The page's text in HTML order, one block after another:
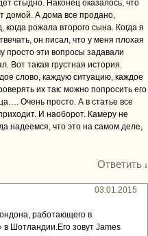
стыдно. Наконец оказалось, что
домой. А дома все продано,
рожала второго сына. Когда я
он писал, что у меня плохая
просто эти вопросы задавали
Вот такая грустная история.
слово, каждую ситуацию, каждое
их так: можно попросить его
Очень просто. А в статье все
И наоборот. Камеру не
надеемся, что это на самом деле,
Ответить ↓
03.01.2015
работающего в
Шотландии.Его зовут James